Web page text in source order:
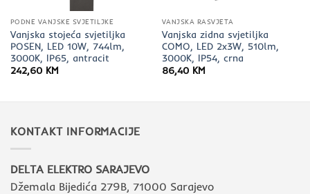
PODNE VANJSKE SVJETILJKE
Vanjska stojeća svjetiljka
POSEN, LED 10W, 744lm,
3000K, IP65, antracit
242,60 KM
VANJSKA RASVJETA
Vanjska zidna svjetiljka
COMO, LED 2x3W, 510lm,
3000K, IP54, crna
86,40 KM
KONTAKT INFORMACIJE
DELTA ELEKTRO SARAJEVO
Džemala Bijedića 279B, 71000 Sarajevo